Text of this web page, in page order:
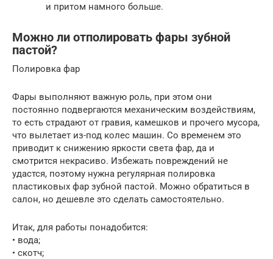
и притом намного больше.
Можно ли отполировать фары зубной
пастой?
Полировка фар
Фары выполняют важную роль, при этом они
постоянно подвергаются механическим воздействиям,
то есть страдают от гравия, камешков и прочего мусора,
что вылетает из-под колес машин. Со временем это
приводит к снижению яркости света фар, да и
смотрится некрасиво. Избежать повреждений не
удастся, поэтому нужна регулярная полировка
пластиковых фар зубной пастой. Можно обратиться в
салон, но дешевле это сделать самостоятельно.
Итак, для работы понадобится:
• вода;
• скотч;